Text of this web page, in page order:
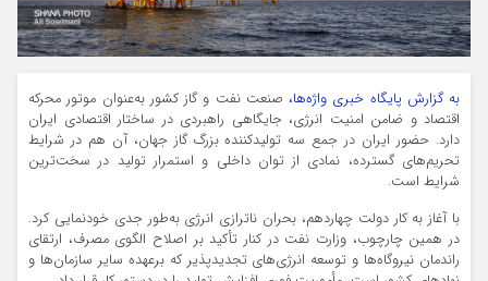
به گزارش پایگاه خبری واژه‌ها، صنعت نفت و گاز کشور به‌عنوان موتور محرکه
اقتصاد و ضامن امنیت انرژی، جایگاهی راهبردی در ساختار اقتصادی ایران
دارد. حضور ایران در جمع سه تولیدکننده بزرگ گاز جهان، آن هم در شرایط
تحریم‌های گسترده، نمادی از توان داخلی و استمرار تولید در سخت‌ترین
شرایط است.
با آغاز به کار دولت چهاردهم، بحران ناترازی انرژی به‌طور جدی خودنمایی کرد.
در همین چارچوب، وزارت نفت در کنار تأکید بر اصلاح الگوی مصرف، ارتقای
راندمان نیروگاه‌ها و توسعه انرژی‌های تجدیدپذیر که برعهده سایر سازمان‌ها و